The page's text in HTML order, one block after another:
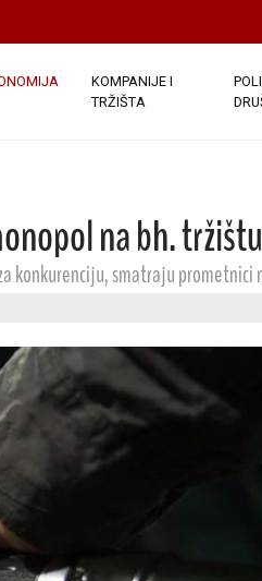
KOMPANIJE I
TRŽIŠTA
na bh.
konkurenciju, smatraju